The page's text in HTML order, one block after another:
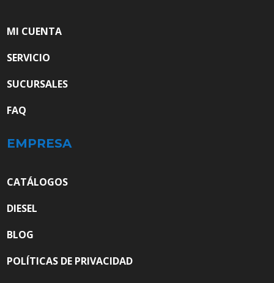
MI CUENTA
SERVICIO
SUCURSALES
FAQ
EMPRESA
CATÁLOGOS
DIESEL
BLOG
POLÍTICAS DE PRIVACIDAD